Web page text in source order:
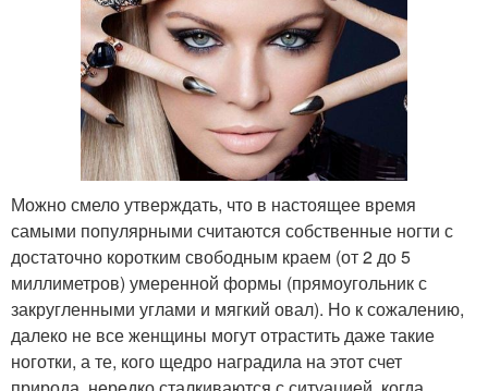
Можно смело утверждать, что в настоящее время
самыми популярными считаются собственные ногти с
достаточно коротким свободным краем (от 2 до 5
миллиметров) умеренной формы (прямоугольник с
закругленными углами и мягкий овал). Но к сожалению,
далеко не все женщины могут отрастить даже такие
ноготки, а те, кого щедро наградила на этот счет